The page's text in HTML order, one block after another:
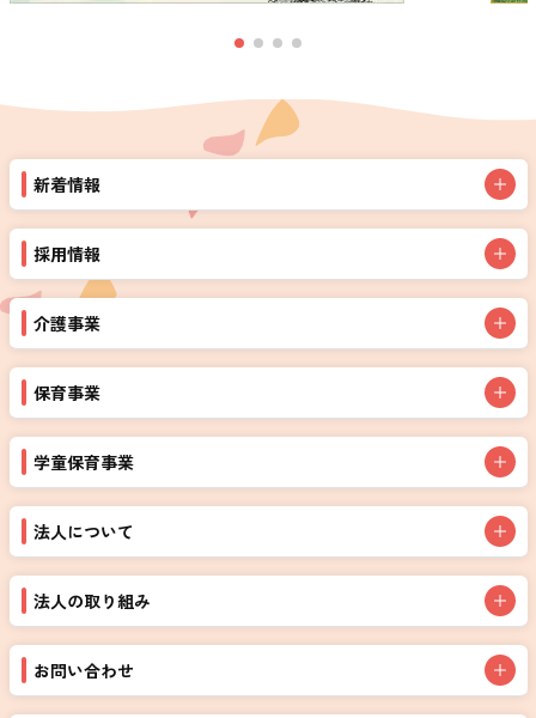
新着情報
採用情報
介護事業
保育事業
学童保育事業
法人について
法人の取り組み
お問い合わせ